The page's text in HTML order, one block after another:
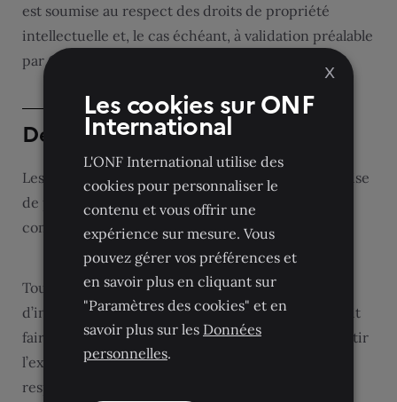
est soumise au respect des droits de propriété
intellectuelle et, le cas échéant, à validation préalable
par ONFI.
Demandes médias et interviews
Les demandes d’information, d’interview ou de prise
de parole doivent être adressées au service
compétent de ONFI.
Toute communication, publication ou diffusion
d’informations relatives à ONFI ou à ses projets doit
faire l’objet d’un échange préalable afin d’en garantir
l’exactitude, la cohérence institutionnelle et le
respect des engagements contractuels et
X
Les cookies sur ONF
International
L'ONF International utilise des
cookies pour personnaliser le
contenu et vous offrir une
expérience sur mesure. Vous
pouvez gérer vos préférences et
en savoir plus en cliquant sur
"Paramètres des cookies" et en
savoir plus sur les Données
personnelles.